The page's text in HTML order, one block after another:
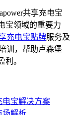
共享充电宝
宝领域的重要力
充电宝贴牌服务及
训，帮助卢森堡
利。
电宝解决方案